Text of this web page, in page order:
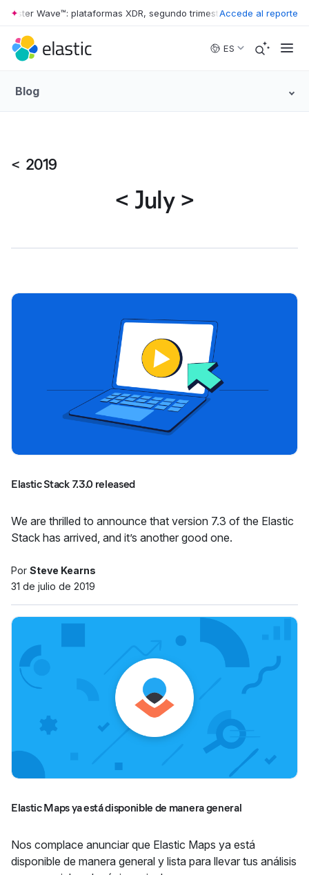
Skip to main content
Wave™: plataformas XDR, segundo trimestre de 2026 • The
Accede al reporte
ES
Blog
< 2019
< July >
Elastic Stack 7.3.0 released
We are thrilled to announce that version 7.3 of the Elastic
Stack has arrived, and it’s another good one.
Por Steve Kearns
31 de julio de 2019
Elastic Maps ya está disponible de manera general
Nos complace anunciar que Elastic Maps ya está
disponible de manera general y lista para llevar tus análisis